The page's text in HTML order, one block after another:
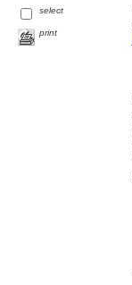
select
print